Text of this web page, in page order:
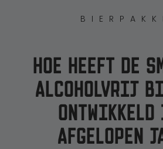
HOE HEEFT DE
ALCOHOLVRIJ
AFGELOPEN